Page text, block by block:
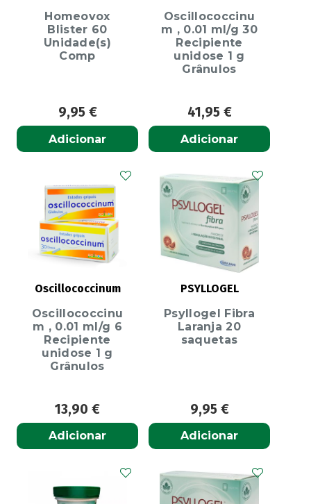
Homeovox
Blister 60
Unidade(s)
Comp
9,95 €
Adicionar
Oscillococcinu
m , 0.01 ml/g 30
Recipiente
unidose 1 g
Grânulos
41,95 €
Adicionar
Oscillococcinum
Oscillococcinu
m , 0.01 ml/g 6
Recipiente
unidose 1 g
Grânulos
13,90 €
Adicionar
PSYLLOGEL
Psyllogel Fibra
Laranja 20
saquetas
9,95 €
Adicionar